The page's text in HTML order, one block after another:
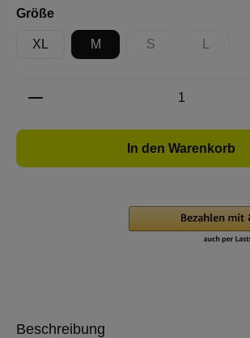
Größeauswählen
XL M S
(Diese Option ist
(Diese
Produkt Anzahl: Gib den
In den Warenkorb
Beschreibung